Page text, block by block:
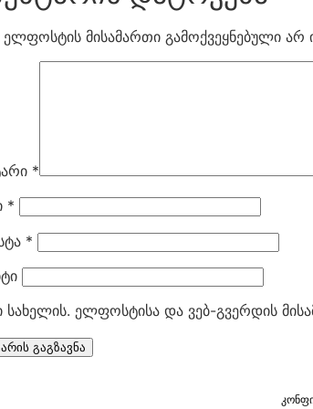
ელფოსტის მისამართი გამოქვეყნებული არ
*
*
*
სახელის. ელფოსტისა და ვებ-გვერდის